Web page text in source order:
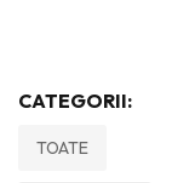
CATEGORII:
TOATE